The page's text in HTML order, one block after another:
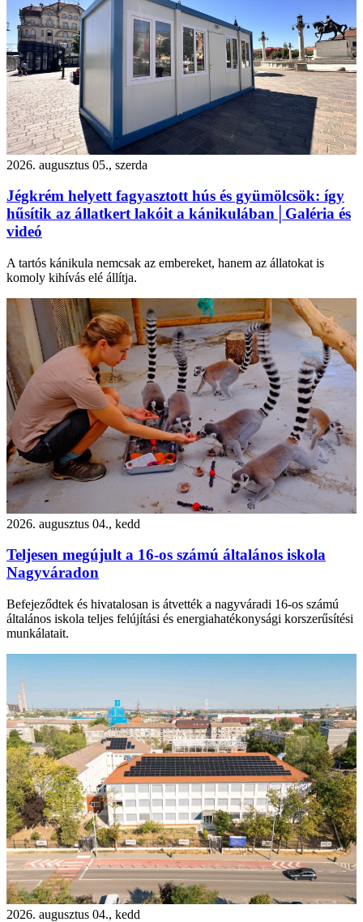
2026. augusztus 05., szerda
Jégkrém helyett fagyasztott hús és gyümölcsök: így
hűsítik az állatkert lakóit a kánikulában│Galéria és
videó
A tartós kánikula nemcsak az embereket, hanem az állatokat is
komoly kihívás elé állítja.
2026. augusztus 04., kedd
Teljesen megújult a 16-os számú általános iskola
Nagyváradon
Befejeződtek és hivatalosan is átvették a nagyváradi 16-os számú
általános iskola teljes felújítási és energiahatékonysági korszerűsítési
munkálatait.
2026. augusztus 04., kedd